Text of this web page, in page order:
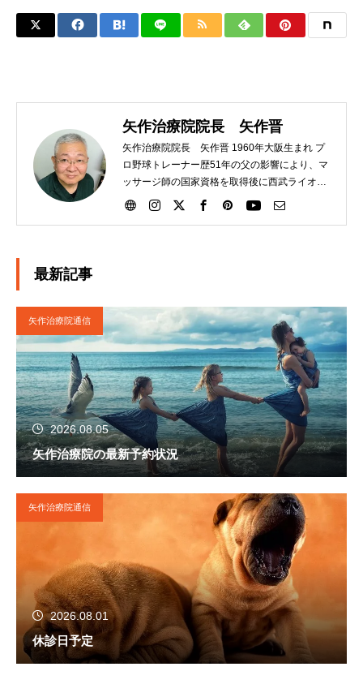
矢作治療院院長 矢作晋
矢作治療院院長 矢作晋 1960年大阪生まれ プ
ロ野球トレーナー歴51年の父の影響により、マ
ッサージ師の国家資格を取得後に西武ライオン
ズにトレーナーとして入団。その後、大洋ホエ
最新記事
矢作治療院通信
2026.08.05
矢作治療院の最新予約状況
矢作治療院通信
2026.08.01
休診日予定